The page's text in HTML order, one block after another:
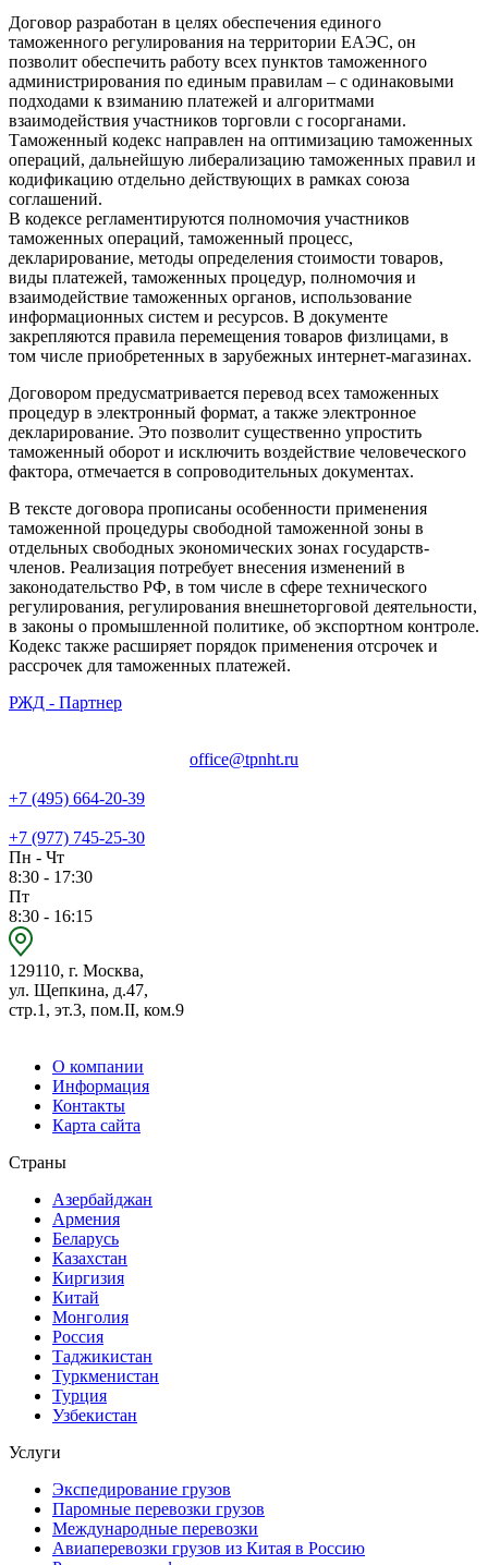
Договор разработан в целях обеспечения единого
таможенного регулирования на территории ЕАЭС, он
позволит обеспечить работу всех пунктов таможенного
администрирования по единым правилам – с одинаковыми
подходами к взиманию платежей и алгоритмами
взаимодействия участников торговли с госорганами.
Таможенный кодекс направлен на оптимизацию таможенных
операций, дальнейшую либерализацию таможенных правил и
кодификацию отдельно действующих в рамках союза
соглашений.
В кодексе регламентируются полномочия участников
таможенных операций, таможенный процесс,
декларирование, методы определения стоимости товаров,
виды платежей, таможенных процедур, полномочия и
взаимодействие таможенных органов, использование
информационных систем и ресурсов. В документе
закрепляются правила перемещения товаров физлицами, в
том числе приобретенных в зарубежных интернет-магазинах.
Договором предусматривается перевод всех таможенных
процедур в электронный формат, а также электронное
декларирование. Это позволит существенно упростить
таможенный оборот и исключить воздействие человеческого
фактора, отмечается в сопроводительных документах.
В тексте договора прописаны особенности применения
таможенной процедуры свободной таможенной зоны в
отдельных свободных экономических зонах государств-
членов. Реализация потребует внесения изменений в
законодательство РФ, в том числе в сфере технического
регулирования, регулирования внешнеторговой деятельности,
в законы о промышленной политике, об экспортном контроле.
Кодекс также расширяет порядок применения отсрочек и
рассрочек для таможенных платежей.
РЖД - Партнер
office@tpnht.ru
+7 (495) 664-20-39
+7 (977) 745-25-30
Пн - Чт
8:30 - 17:30
Пт
8:30 - 16:15
129110, г. Москва,
ул. Щепкина, д.47,
стр.1, эт.3, пом.II, ком.9
О компании
Информация
Контакты
Карта сайта
Страны
Азербайджан
Армения
Беларусь
Казахстан
Киргизия
Китай
Монголия
Россия
Таджикистан
Туркменистан
Турция
Узбекистан
Услуги
Экспедирование грузов
Паромные перевозки грузов
Международные перевозки
Авиаперевозки грузов из Китая в Россию